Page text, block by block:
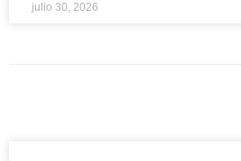
julio 30, 2026